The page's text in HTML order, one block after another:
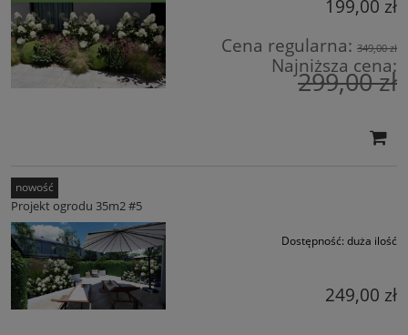
199,00 zł
Cena regularna: 349,00 zł
Najniższa cena:
299,00 zł
Projekt ogrodu 35m2 #5
Dostępność: duża ilość
249,00 zł
nowość